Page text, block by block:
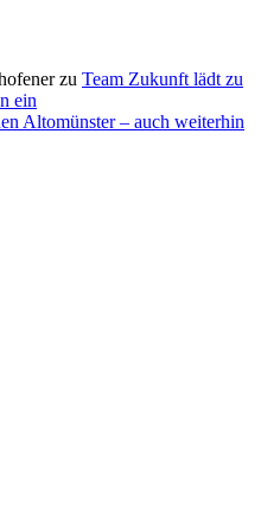
zu Team Zukunft lädt zu
ein
Altomünster – auch weiterhin